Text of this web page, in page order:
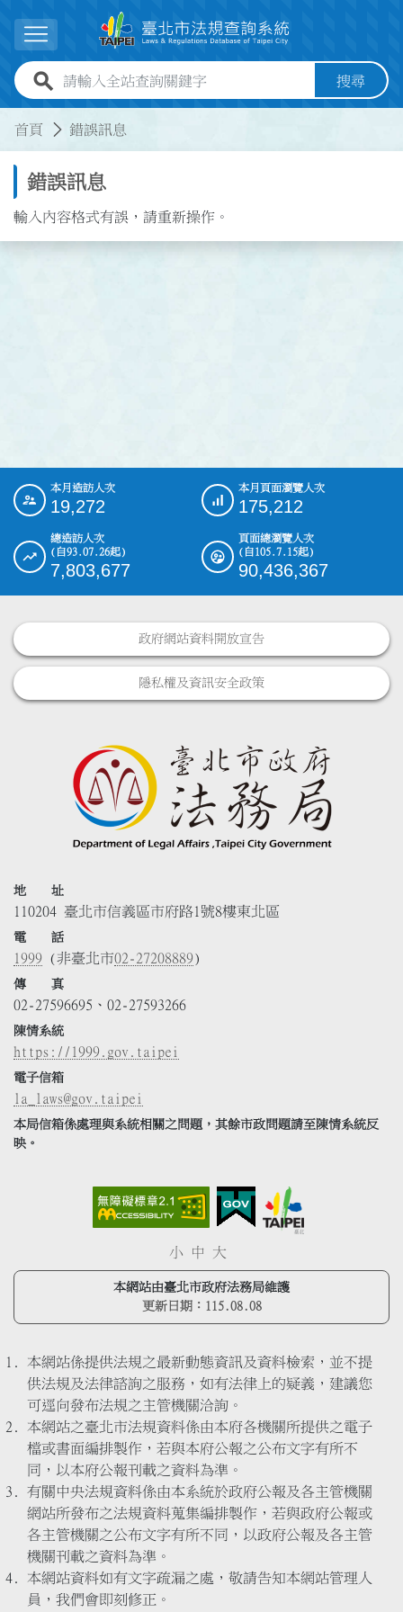
展開選單
全站查詢關鍵字欄位 搜尋
首頁 錯誤訊息
錯誤訊息
輸入內容格式有誤，請重新操作。
::: 本月造訪人次
19,272
本月頁面瀏覽人次
175,212
總造訪人次
(自93.07.26起)
7,803,677
頁面總瀏覽人次
(自105.7.15起)
90,436,367
政府網站資料開放宣告
隱私權及資訊安全政策
地 址
110204 臺北市信義區市府路1號8樓東北區
電 話
1999 (非臺北市02-27208889)
傳 真
02-27596695、02-27593266
陳情系統
https://1999.gov.taipei
電子信箱
la_laws@gov.taipei
本局信箱係處理與系統相關之問題，其餘市政問題請至陳情系統反
映。
小 中 大
本網站由臺北市政府法務局維護
更新日期： 115.08.08
本網站係提供法規之最新動態資訊及資料檢索，並不提
供法規及法律諮詢之服務，如有法律上的疑義，建議您
可逕向發布法規之主管機關洽詢。
本網站之臺北市法規資料係由本府各機關所提供之電子
檔或書面編排製作，若與本府公報之公布文字有所不
同，以本府公報刊載之資料為準。
有關中央法規資料係由本系統於政府公報及各主管機關
網站所發布之法規資料蒐集編排製作，若與政府公報或
各主管機關之公布文字有所不同，以政府公報及各主管
機關刊載之資料為準。
本網站資料如有文字疏漏之處，敬請告知本網站管理人
員，我們會即刻修正。